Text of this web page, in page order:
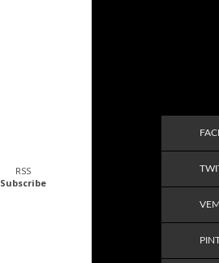
RSS
Subscribe